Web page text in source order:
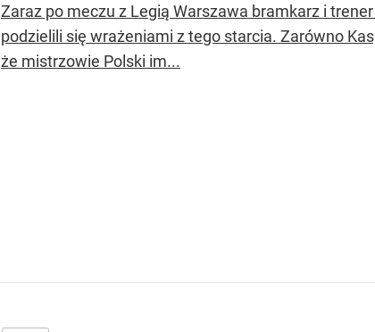
Zaraz po meczu z Legią Warszawa bramkarz i
podzielili się wrażeniami z tego starcia. Zarówno
że mistrzowie Polski im...